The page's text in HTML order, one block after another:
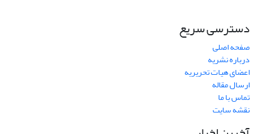
دسترسی سریع
صفحه اصلی
درباره نشریه
اعضای هیات تحریریه
ارسال مقاله
تماس با ما
نقشه سایت